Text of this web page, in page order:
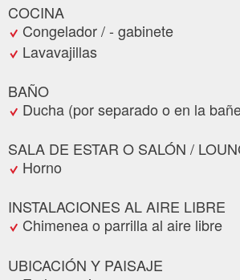
COCINA
Congelador / - gabinete
Lavavajillas
BAÑO
Ducha (por separado o en la
SALA DE ESTAR O SALÓN /
Horno
INSTALACIONES AL AIRE LIBRE
Chimenea o parrilla al aire libre
UBICACIÓN Y PAISAJE